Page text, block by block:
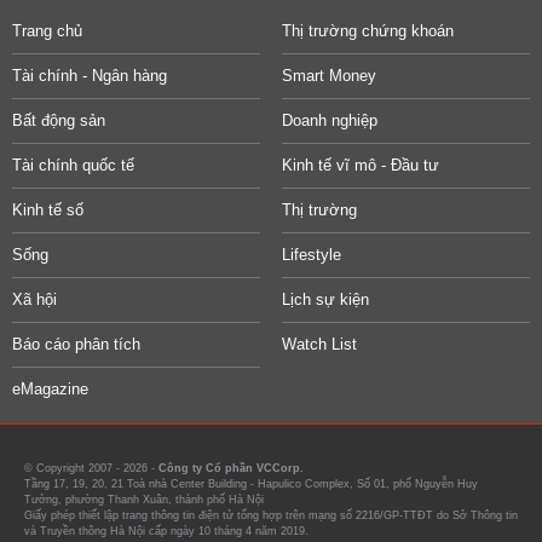
Trang chủ Thị trường chứng khoán
Tài chính - Ngân hàng Smart Money
Bất động sản Doanh nghiệp
Tài chính quốc tế Kinh tế vĩ mô - Đầu tư
Kinh tế số Thị trường
Sống Lifestyle
Xã hội Lịch sự kiện
Báo cáo phân tích Watch List
eMagazine
© Copyright 2007 - 2026 - Công ty Cổ phần VCCorp.
Tầng 17, 19, 20, 21 Toà nhà Center Building - Hapulico Complex, Số 01, phố Nguyễn Huy
Tưởng, phường Thanh Xuân, thành phố Hà Nội
Giấy phép thiết lập trang thông tin điện tử tổng hợp trên mạng số 2216/GP-TTĐT do Sở Thông tin
và Truyền thông Hà Nội cấp ngày 10 tháng 4 năm 2019.